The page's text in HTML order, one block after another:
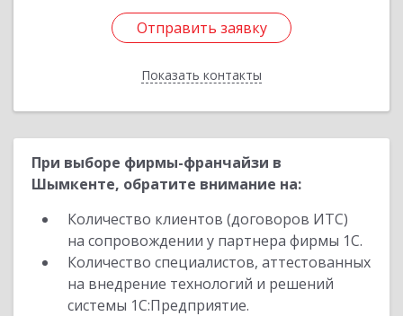
Отправить заявку
Показать контакты
Отправить заявку
Назад
При выборе фирмы-франчайзи в
Шымкенте, обратите внимание на:
Количество клиентов (договоров ИТС)
на сопровождении у партнера фирмы 1С.
Количество специалистов, аттестованных
на внедрение технологий и решений
системы 1С:Предприятие.